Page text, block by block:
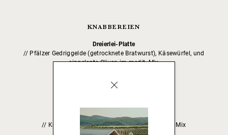
KNABBEREIEN
Dreierlei-Platte
// Pfälzer Gedriggelde (getrocknete Bratwurst), Käsewürfel, und
eingelegte Oliven im medit. Mix
Oliven
// Kräuer- & Knoblaucholiven im mediterranen Mix